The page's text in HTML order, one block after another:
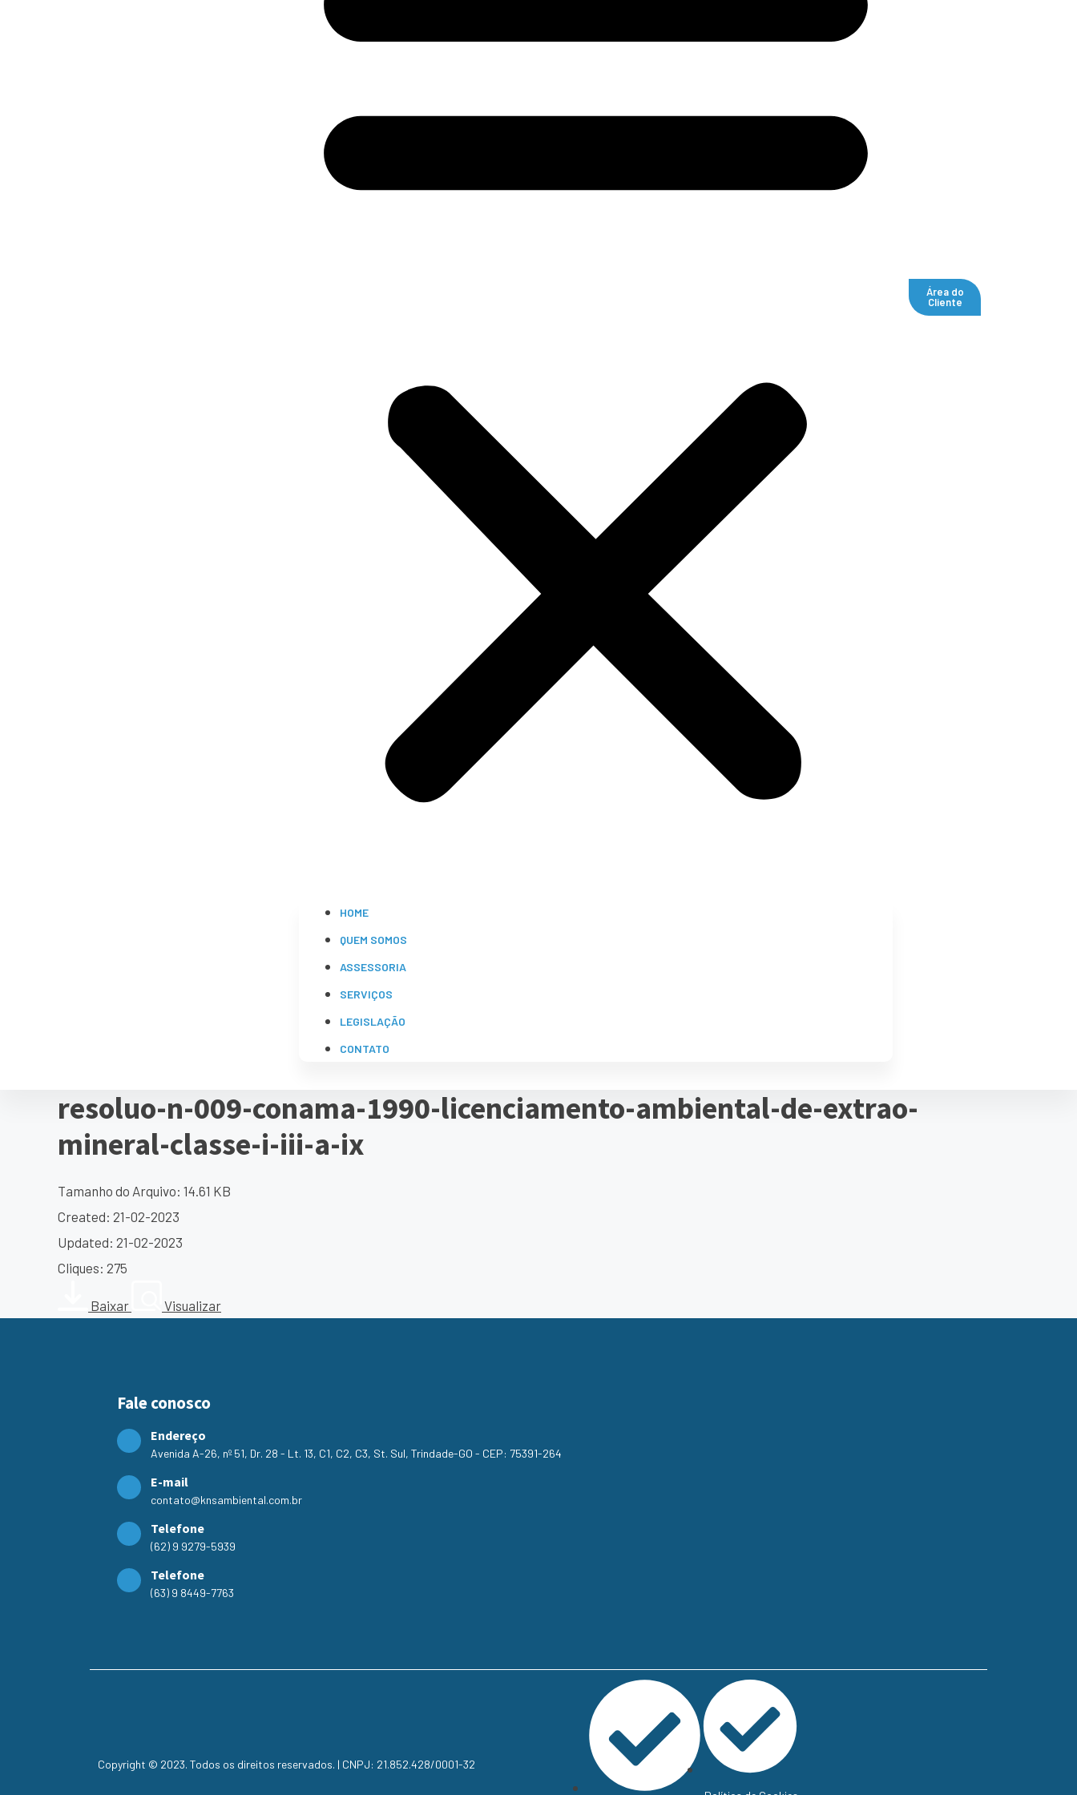
HOME
QUEM SOMOS
ASSESSORIA
SERVIÇOS
LEGISLAÇÃO
CONTATO
Área do
Cliente
resoluo-n-009-conama-1990-licenciamento-ambiental-de-extrao-
mineral-classe-i-iii-a-ix
Tamanho do Arquivo: 14.61 KB
Created: 21-02-2023
Updated: 21-02-2023
Cliques: 275
Baixar Visualizar
Fale conosco
Endereço
Avenida A-26, nº 51, Dr. 28 - Lt. 13, C1, C2, C3, St. Sul, Trindade-GO - CEP: 75391-264
E-mail
contato@knsambiental.com.br
Telefone
(62) 9 9279-5939
Telefone
(63) 9 8449-7763
Copyright © 2023. Todos os direitos reservados. | CNPJ: 21.852.428/0001-32